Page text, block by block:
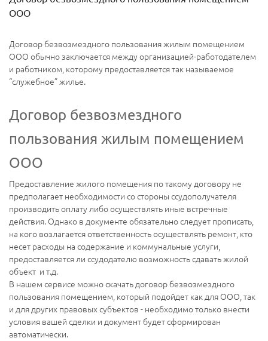
ООО
Договор безвозмездного пользования жилым помещением
ООО обычно заключается между организацией-работодателем
и работником, которому предоставляется так называемое
“служебное” жилье.
Договор безвозмездного
пользования жилым помещением
OOO
Предоставление жилого помещения по такому договору не
предполагает необходимости со стороны ссудополучателя
производить оплату либо осуществлять иные встречные
действия. Однако в документе обязательно следует прописать,
на кого возлагается ответственность осуществлять ремонт, кто
несет расходы на содержание и коммунальные услуги,
предоставляется ли ссудодателю возможность сдавать жилой
объект и т.д.
В нашем сервисе можно скачать договор безвозмездного
пользования помещением, который подойдет как для ООО, так
и для других правовых субъектов - необходимо только внести
условия вашей сделки и документ будет сформирован
автоматически.